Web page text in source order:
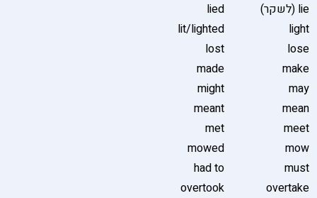
lie (לשקר)
lied
light
lit/lighted
lose
lost
make
made
may
might
mean
meant
meet
met
mow
mowed
must
had to
overtake
overtook